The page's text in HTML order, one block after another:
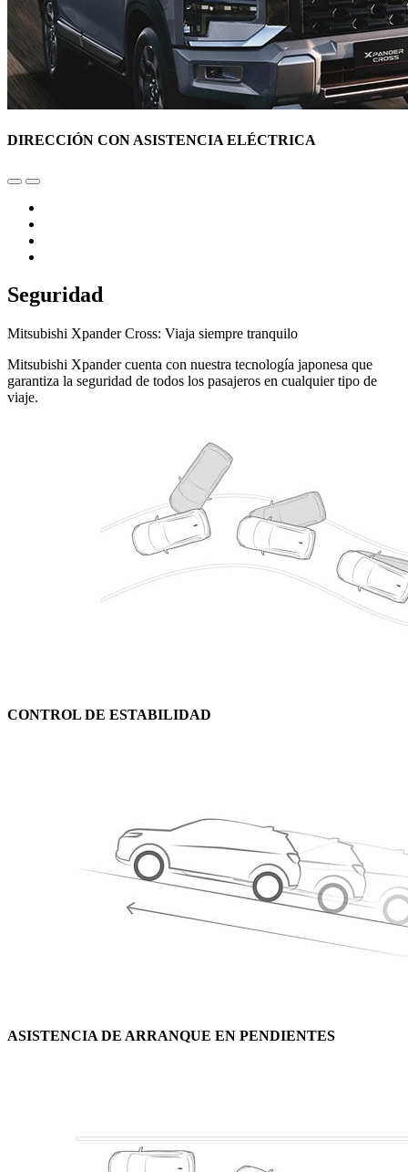
DIRECCIÓN CON ASISTENCIA ELÉCTRICA
Seguridad
Mitsubishi Xpander Cross: Viaja siempre tranquilo
Mitsubishi Xpander cuenta con nuestra tecnología japonesa que
garantiza la seguridad de todos los pasajeros en cualquier tipo de
viaje.
CONTROL DE ESTABILIDAD
ASISTENCIA DE ARRANQUE EN PENDIENTES